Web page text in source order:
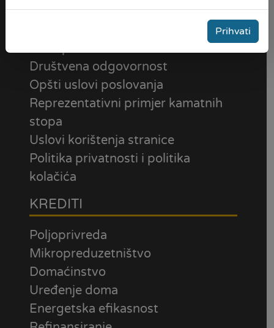
Društvena odgovornost
Opšti uslovi poslovanja
Reprezentativni primjer kamatnih
stopa
Uslovi korištenja stranice
Politika privatnosti i politika
kolačića
KREDITI
Poljoprivreda
Mikropreduzetništvo
Domaćinstvo
Uređenje doma
Energetska efikasnost
Prihvati